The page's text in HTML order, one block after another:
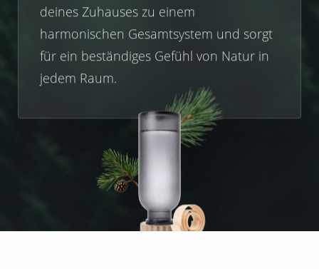
deines Zuhauses zu einem
harmonischen Gesamtsystem und sorgt
für ein beständiges Gefühl von Natur in
jedem Raum.